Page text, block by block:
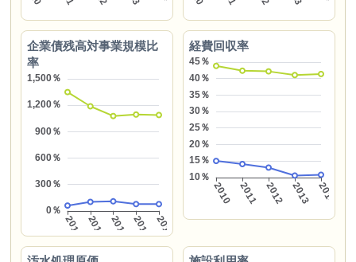
企業債残高対事業規模比
率
経費回収率